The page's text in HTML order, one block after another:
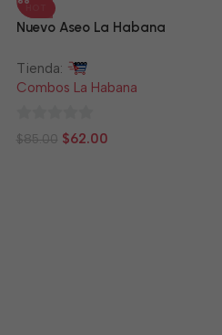
HOT
Nuevo Aseo La Habana
Tienda:
Combos La Habana
0
$85.00 $62.00